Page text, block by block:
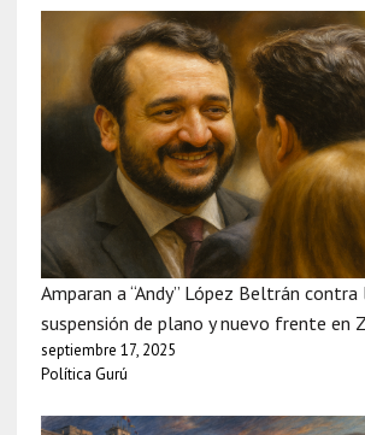
Amparan a “Andy” López Beltrán contra
suspensión de plano y nuevo frente en
septiembre 17, 2025
Política Gurú